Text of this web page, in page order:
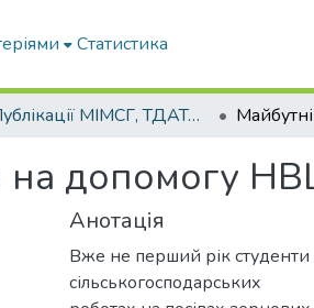
Статистика
Публікації МІМСГ, ТДАТА, ТДАТУ
на допомогу
Анотація
Вже не перший рік студенти
сільськогосподарських